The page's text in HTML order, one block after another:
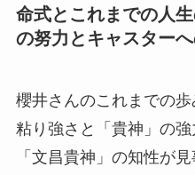
命式とこれまでの人
の努力とキャスター
櫻井さんのこれまでの
粘り強さと「貴神」の
「文昌貴神」の知性が